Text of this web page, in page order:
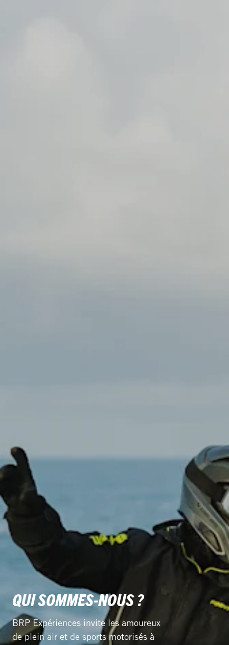
QUI SOMMES-NOUS ?
BRP Expériences invite les amoureux
de plein air et de sports motorisés à